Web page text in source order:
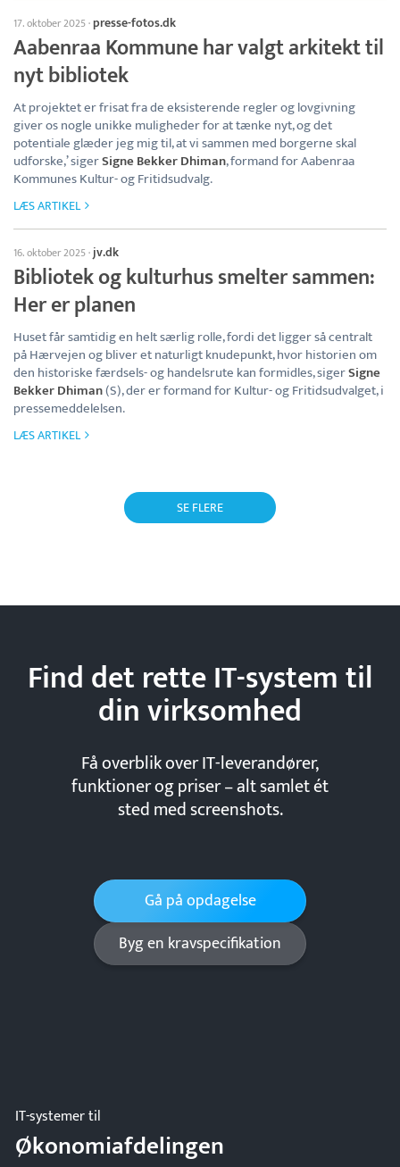
17. oktober 2025·presse-fotos.dk
Aabenraa Kommune har valgt arkitekt til
nyt bibliotek
At projektet er frisat fra de eksisterende regler og lovgivning
giver os nogle unikke muligheder for at tænke nyt, og det
potentiale glæder jeg mig til, at vi sammen med borgerne skal
udforske,’ sigerSigne Bekker Dhiman, formand for Aabenraa
Kommunes Kultur- og Fritidsudvalg.
LÆS ARTIKEL
16. oktober 2025·jv.dk
Bibliotek og kulturhus smelter sammen:
Her er planen
Huset får samtidig en helt særlig rolle, fordi det ligger så centralt
på Hærvejen og bliver et naturligt knudepunkt, hvor historien om
den historiske færdsels- og handelsrute kan formidles, sigerSigne
Bekker Dhiman(S), der er formand for Kultur- og Fritidsudvalget, i
pressemeddelelsen.
LÆS ARTIKEL
SE FLERE
Find det rette IT-system til
dinvirksomhed
Få overblik over IT-leverandører,
funktioner og priser – alt samlet ét
sted med screenshots.
Gå på opdagelse
Byg en kravspecifikation
IT-systemer til
Økonomiafdelingen